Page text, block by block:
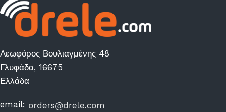
Λεωφόρος Βουλιαγμένης 48
Γλυφάδα, 16675
Ελλάδα
email: